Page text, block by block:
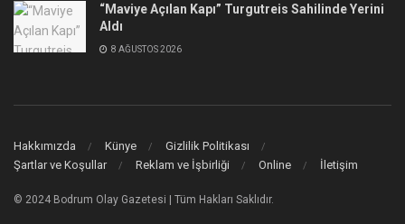
“Maviye Açılan Kapı” Turgutreis Sahilinde Yerini
Aldı
8 AĞUSTOS 2026
Hakkımızda Künye
Gizlilik Politikası
Şartlar ve Koşullar
Reklam ve İşbirliği Online İletişim
© 2024 Bodrum Olay Gazetesi | Tüm Hakları Saklıdır.